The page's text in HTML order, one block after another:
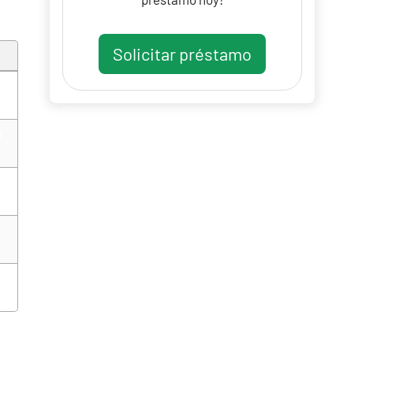
Solicitar préstamo